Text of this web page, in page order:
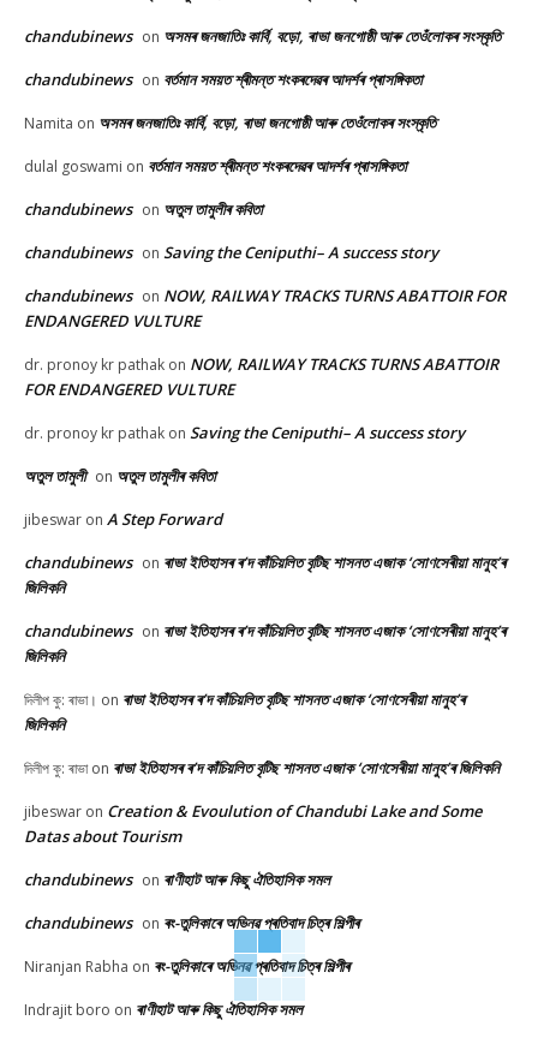
chandubinews on অসমৰ জনজাতিঃ কাৰ্বি, বড়ো, ৰাভা জনগোষ্ঠী আৰু তেওঁলোকৰ সংস্কৃতি
chandubinews on বৰ্তমান সময়ত শ্ৰীমন্ত শংকৰদেৱৰ আদৰ্শৰ প্ৰাসঙ্গিকতা
Namita on অসমৰ জনজাতিঃ কাৰ্বি, বড়ো, ৰাভা জনগোষ্ঠী আৰু তেওঁলোকৰ সংস্কৃতি
dulal goswami on বৰ্তমান সময়ত শ্ৰীমন্ত শংকৰদেৱৰ আদৰ্শৰ প্ৰাসঙ্গিকতা
chandubinews on অতুল তামুলীৰ কবিতা
chandubinews on Saving the Ceniputhi– A success story
chandubinews on NOW, RAILWAY TRACKS TURNS ABATTOIR FOR
ENDANGERED VULTURE
dr. pronoy kr pathak on NOW, RAILWAY TRACKS TURNS ABATTOIR
FOR ENDANGERED VULTURE
dr. pronoy kr pathak on Saving the Ceniputhi– A success story
অতুল তামুলী on অতুল তামুলীৰ কবিতা
jibeswar on A Step Forward
chandubinews on ৰাভা ইতিহাসৰ ৰ’দ কাঁচিয়লিত বৃটিছ শাসনত এজাক ‘সোণসেৰীয়া মানুহ’ৰ
জিলিকনি
chandubinews on ৰাভা ইতিহাসৰ ৰ’দ কাঁচিয়লিত বৃটিছ শাসনত এজাক ‘সোণসেৰীয়া মানুহ’ৰ
জিলিকনি
দিলীপ কু: ৰাভা। on ৰাভা ইতিহাসৰ ৰ’দ কাঁচিয়লিত বৃটিছ শাসনত এজাক ‘সোণসেৰীয়া মানুহ’ৰ
জিলিকনি
দিলীপ কু: ৰাভাon ৰাভা ইতিহাসৰ ৰ’দ কাঁচিয়লিত বৃটিছ শাসনত এজাক ‘সোণসেৰীয়া মানুহ’ৰ জিলিকনি
jibeswar on Creation & Evoulution of Chandubi Lake and Some
Datas about Tourism
chandubinews on ৰাণীহাট আৰু কিছু ঐতিহাসিক সমল
chandubinews on ৰং-তুলিকাৰে অভিনৱ প্ৰতিবাদ চিত্ৰ শিল্পীৰ
Niranjan Rabha on ৰং-তুলিকাৰে অভিনৱ প্ৰতিবাদ চিত্ৰ শিল্পীৰ
Indrajit boro on ৰাণীহাট আৰু কিছু ঐতিহাসিক সমল